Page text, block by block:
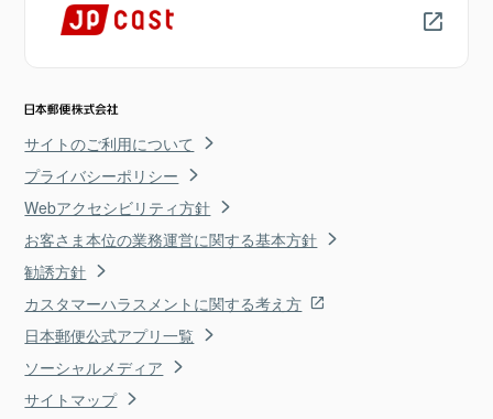
サイトのご利用について
プライバシーポリシー
Webアクセシビリティ方針
お客さま本位の業務運営に関する基本方針
勧誘方針
カスタマーハラスメントに関する考え方
日本郵便公式アプリ一覧
ソーシャルメディア
サイトマップ